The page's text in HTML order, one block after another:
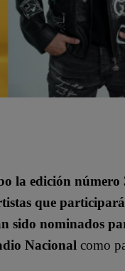
la edición
que
sido nominados
Nacional como